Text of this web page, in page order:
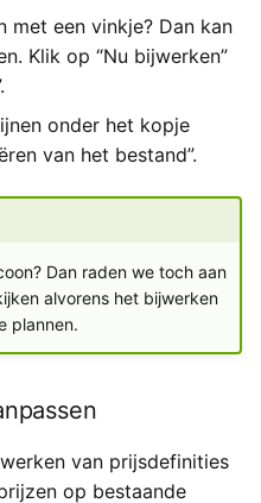
met een vinkje? Dan kan
Klik op “Nu bijwerken”
onder het kopje
van het bestand”.
Dan raden we toch aan
alvorens het bijwerken
plannen.
van prijsdefinities
op bestaande